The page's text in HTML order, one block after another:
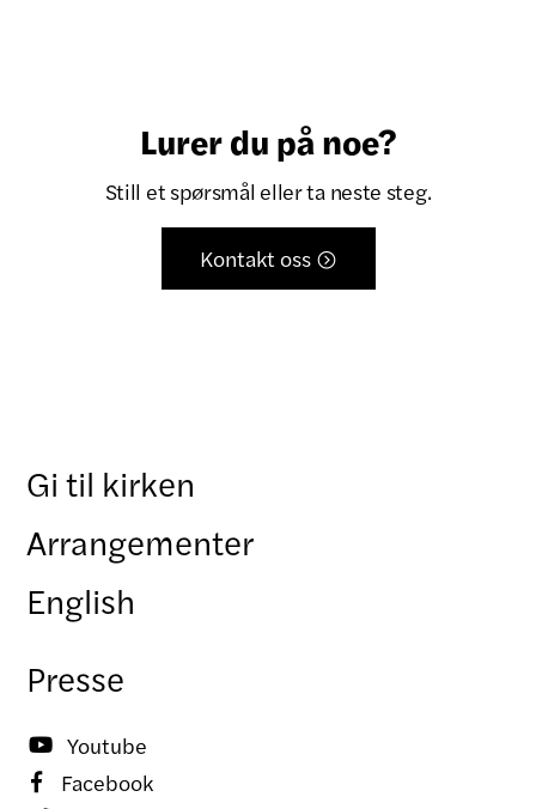
Lurer du på noe?
Still et spørsmål eller ta neste steg.
Kontakt oss 
Gi til kirken
Arrangementer
English
Presse
 Youtube
 Facebook